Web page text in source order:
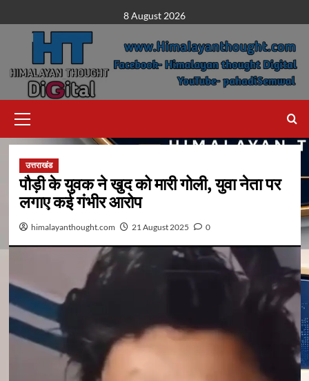
to
content
8 August 2026
Menu
उत्तराखंड
पौड़ी के युवक ने खुद को मारी गोली, युवा नेता पर
लगाए कई गंभीर आरोप
himalayanthought.com 21 August 2025 0